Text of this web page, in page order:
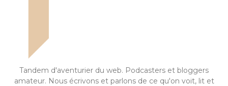
Tandem d'aventurier du web. Podcasters et bloggers
amateur. Nous écrivons et parlons de ce qu'on voit, lit et